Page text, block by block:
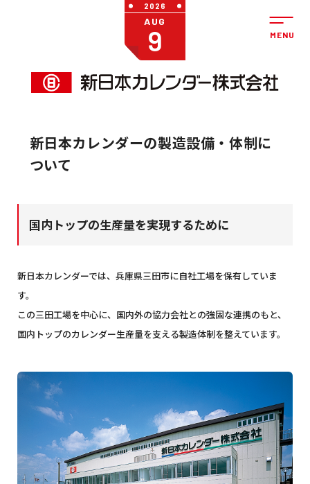
2026
AUG
9
新日本カレンダーの製造設備・体制に
ついて
国内トップの生産量を実現するために
新日本カレンダーでは、兵庫県三田市に自社工場を保有していま
す。
この三田工場を中心に、国内外の協力会社との強固な連携のもと、
国内トップのカレンダー生産量を支える製造体制を整えています。